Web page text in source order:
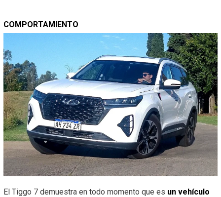
COMPORTAMIENTO
El Tiggo 7 demuestra en todo momento que es un vehículo